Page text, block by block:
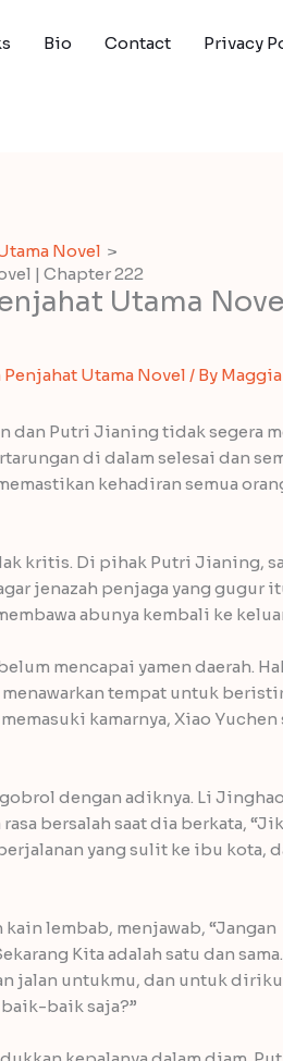
Bio Contact Privacy
Novel
| Chapter 222
Utama
Utama Novel / By Maggia
dan Putri Jianing tidak segera
di dalam selesai dan
kehadiran semua
kritis. Di pihak Putri Jianing,
jenazah penjaga yang gugur
abunya kembali ke
mencapai yamen daerah.
tempat untuk
kamarnya, Xiao Yuchen
dengan adiknya. Li
bersalah saat dia berkata,
yang sulit ke ibu kota,
lembab, menjawab, “Jangan
Kita adalah satu dan sama.
jalan untukmu, dan untuk
baik saja?”